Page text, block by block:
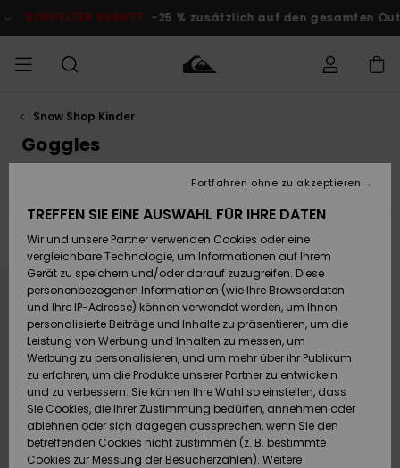
Produkt
springen
DOPPELTER RABATT -25 % zusätzlich auf den gesamten
MÄNNER
Accessoires
Schuhe&
Flip-Flops
Surf
Snow
Brandneu
Accessoires
Schuhe&
Flip-Flops
Surf
Snow
Brandneu
FRAUEN
Brandneu
Highlights
Snow
SURF
Kinder
Highlights
Community
SNOW
Snow Shop
Kinder
Snow Shop
Damen
Highlights
Community
DOPPELTER
RABATT
KINDER
Outlet
Frauen
HILFE & KONTAKT
Retouren
Bezahlung
Geschenkkarte
Quiksilver
Freedom
Datenschutz
Snow Shop Kinder
Goggles
Mützen Snow Accessoires
Filtern & Sortieren
Filterkriterien
springen
Überspringen
TREFFEN SIE EINE AUSWAHL FÜR IHRE DATEN
Wir und unsere Partner verwenden Cookies oder eine
vergleichbare Technologie, um Informationen auf Ihrem
Gerät zu speichern und/oder darauf zuzugreifen. Diese
personenbezogenen Informationen (wie Ihre Browserdaten
und Ihre IP-Adresse) können verwendet werden, um Ihnen
personalisierte Beiträge und Inhalte zu präsentieren, um die
Leistung von Werbung und Inhalten zu messen, um
Werbung zu personalisieren, und um mehr über ihr Publikum
zu erfahren, um die Produkte unserer Partner zu entwickeln
und zu verbessern. Sie können Ihre Wahl so einstellen, dass
Sie Cookies, die Ihrer Zustimmung bedürfen, annehmen oder
ablehnen oder sich dagegen aussprechen, wenn Sie den
betreffenden Cookies nicht zustimmen (z. B. bestimmte
Cookies zur Messung der Besucherzahlen). Weitere
Fortfahren ohne zu akzeptieren